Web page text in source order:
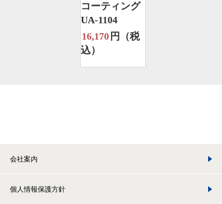
コーティング
UA-1104
16,170 円（税
込）
会社案内
個人情報保護方針